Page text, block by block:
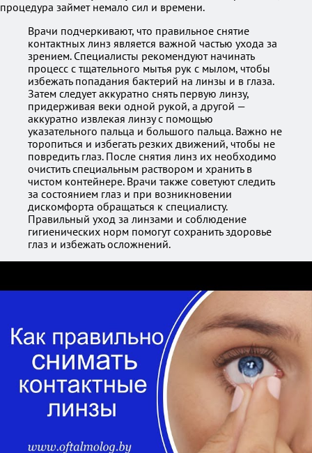
процедура займет немало сил и времени.
Врачи подчеркивают, что правильное снятие
контактных линз является важной частью ухода за
зрением. Специалисты рекомендуют начинать
процесс с тщательного мытья рук с мылом, чтобы
избежать попадания бактерий на линзы и в глаза.
Затем следует аккуратно снять первую линзу,
придерживая веки одной рукой, а другой —
аккуратно извлекая линзу с помощью
указательного пальца и большого пальца. Важно не
торопиться и избегать резких движений, чтобы не
повредить глаз. После снятия линз их необходимо
очистить специальным раствором и хранить в
чистом контейнере. Врачи также советуют следить
за состоянием глаз и при возникновении
дискомфорта обращаться к специалисту.
Правильный уход за линзами и соблюдение
гигиенических норм помогут сохранить здоровье
глаз и избежать осложнений.